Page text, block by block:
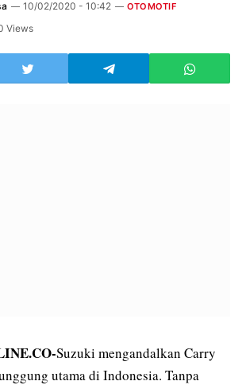
10/02/2020 - 10:42 OTOMOTIF
Views
Suzuki mengandalkan Carry
utama di Indonesia. Tanpa